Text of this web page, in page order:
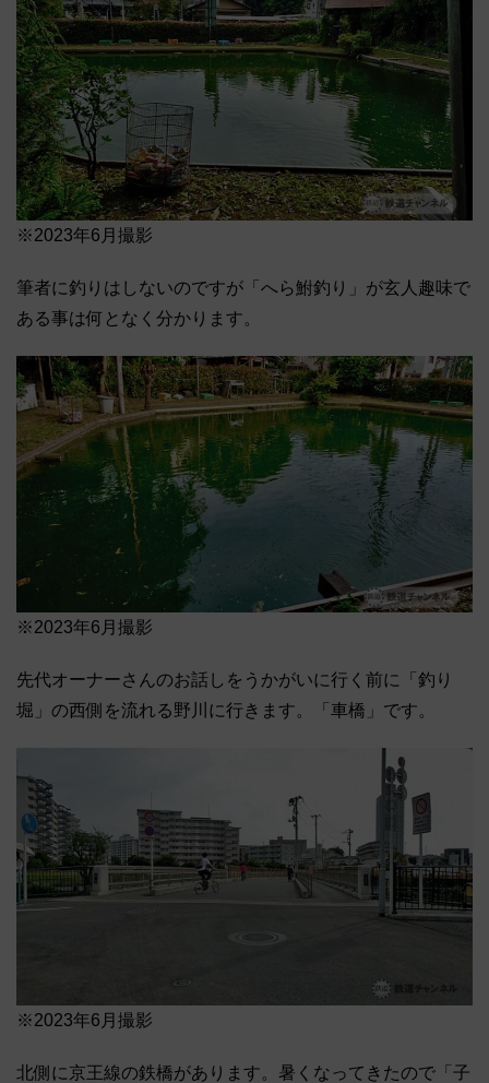
※2023年6月撮影
筆者に釣りはしないのですが「へら鮒釣り」が玄人趣味で
ある事は何となく分かります。
※2023年6月撮影
先代オーナーさんのお話しをうかがいに行く前に「釣り
堀」の西側を流れる野川に行きます。「車橋」です。
※2023年6月撮影
北側に京王線の鉄橋があります。暑くなってきたので「子